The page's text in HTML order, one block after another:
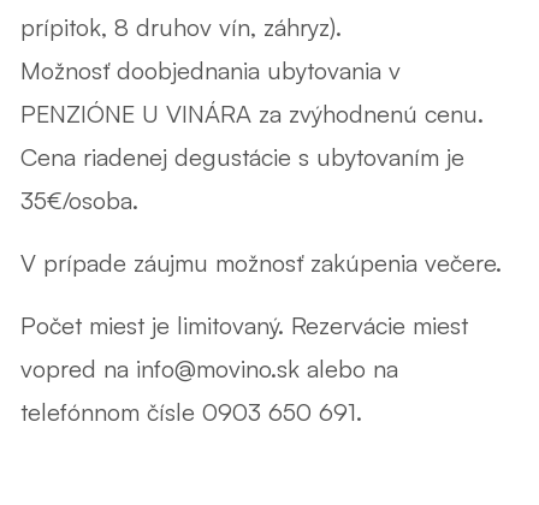
prípitok, 8 druhov vín, záhryz).
Možnosť doobjednania ubytovania v
PENZIÓNE U VINÁRA za zvýhodnenú cenu.
Cena riadenej degustácie s ubytovaním je
35€/osoba.
V prípade záujmu možnosť zakúpenia večere.
Počet miest je limitovaný. Rezervácie miest
vopred na info@movino.sk alebo na
telefónnom čísle 0903 650 691.